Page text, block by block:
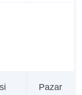
12:00
Pazar